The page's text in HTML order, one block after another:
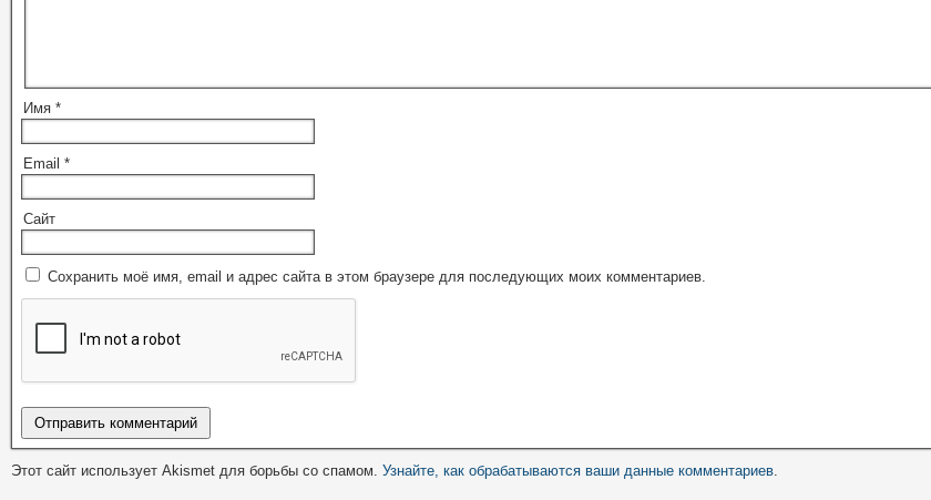
Имя *
Email *
Сайт
Сохранить моё имя, email и адрес сайта в этом браузере для последующих моих комментариев.
Этот сайт использует Akismet для борьбы со спамом. Узнайте, как обрабатываются ваши данные комментариев.